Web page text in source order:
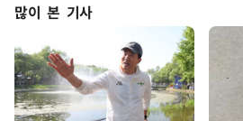
많이 본 기사